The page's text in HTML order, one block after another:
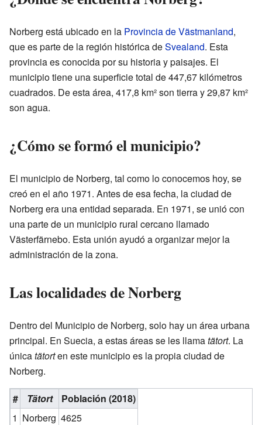
Norberg está ubicado en la Provincia de Västmanland,
que es parte de la región histórica deSvealand. Esta
provincia es conocida por su historia y paisajes. El
municipio tiene una superficie total de 447,67 kilómetros
cuadrados. De esta área, 417,8 km² son tierra y 29,87 km²
son agua.
¿Cómo se formó el municipio?
El municipio de Norberg, tal como lo conocemos hoy, se
creó en el año 1971. Antes de esa fecha, la ciudad de
Norberg era una entidad separada. En 1971, se unió con
una parte de un municipio rural cercano llamado
Västerfärnebo. Esta unión ayudó a organizar mejor la
administración de la zona.
Las localidades de Norberg
Dentro del Municipio de Norberg, solo hay un área urbana
principal. En Suecia, a estas áreas se les llamatätort. La
únicatätorten este municipio es la propia ciudad de
Norberg.
# Tätort
Población (2018)
1 Norberg 4625